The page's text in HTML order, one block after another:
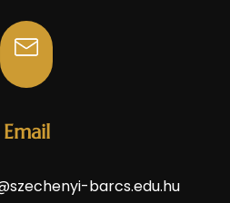
Email
barcs.edu.hu